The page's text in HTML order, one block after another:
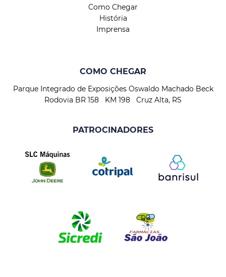
Como Chegar
História
Imprensa
COMO CHEGAR
Parque Integrado de Exposições Oswaldo Machado Beck
Rodovia BR 158 KM 198 Cruz Alta, RS
PATROCINADORES